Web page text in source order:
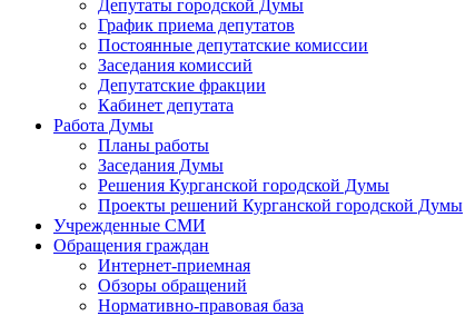
Депутаты городской Думы
График приема депутатов
Постоянные депутатские комиссии
Заседания комиссий
Депутатские фракции
Кабинет депутата
Работа Думы
Планы работы
Заседания Думы
Решения Курганской городской Думы
Проекты решений Курганской городской Думы
Учрежденные СМИ
Обращения граждан
Интернет-приемная
Обзоры обращений
Нормативно-правовая база